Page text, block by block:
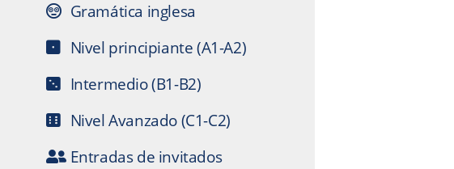
Gramática inglesa
Nivel principiante (A1-A2)
Intermedio (B1-B2)
Nivel Avanzado (C1-C2)
Entradas de invitados